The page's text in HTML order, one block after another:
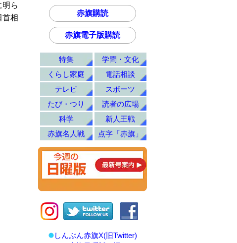
ら
首相
赤旗購読
赤旗電子版購読
特集
学問・文化
くらし家庭
電話相談
テレビ
スポーツ
たび・つり
読者の広場
科学
新人王戦
赤旗名人戦
点字「赤旗」
しんぶん赤旗X(旧Twitter)